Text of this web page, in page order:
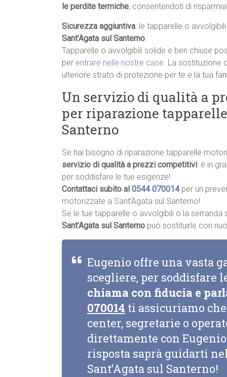
le perdite termiche, consentendoti di
Sicurezza aggiuntiva: le tapparelle o
Sant’Agata sul Santerno.
Tapparelle o avvolgibili solide e ben chiuse
per entrare nelle nostre case. La sostituzione
ulteriore strato di protezione per te e la tua
Un servizio di qualità a
per riparazione
Santerno
Se hai bisogno di riparazione tapparelle
servizio di qualità a prezzi competitivi: è in
per soddisfare le tue esigenze!
Contattaci subito al 0544 070014 per un
motorizzate a Sant’Agata sul Santerno!
Se le tue tapparelle o avvolgibili o la serranda
Sant’Agata sul Santerno può sostituirle con
Eugenio offre una vasta
scegliere, per soddisfare
chiama con fiducia e
070014 ti assicuriamo
center, segretarie o
direttamente con
risposta saprà guidarti
Sant’Agata sul Santerno!